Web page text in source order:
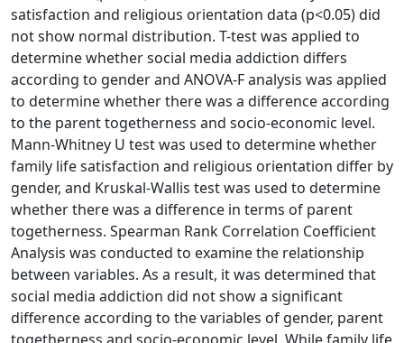
satisfaction and religious orientation data (p<0.05) did
not show normal distribution. T-test was applied to
determine whether social media addiction differs
according to gender and ANOVA-F analysis was applied
to determine whether there was a difference according
to the parent togetherness and socio-economic level.
Mann-Whitney U test was used to determine whether
family life satisfaction and religious orientation differ by
gender, and Kruskal-Wallis test was used to determine
whether there was a difference in terms of parent
togetherness. Spearman Rank Correlation Coefficient
Analysis was conducted to examine the relationship
between variables. As a result, it was determined that
social media addiction did not show a significant
difference according to the variables of gender, parent